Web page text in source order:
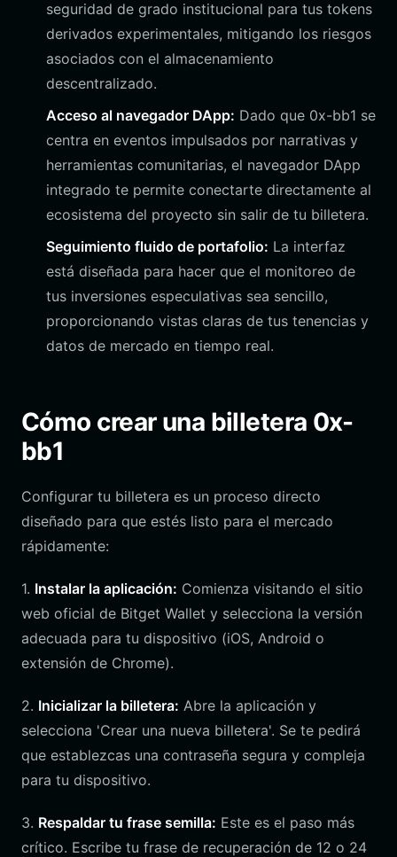
seguridad de grado institucional para tus tokens
derivados experimentales, mitigando los riesgos
asociados con el almacenamiento
descentralizado.
Acceso al navegador DApp: Dado que 0x-bb1 se
centra en eventos impulsados por narrativas y
herramientas comunitarias, el navegador DApp
integrado te permite conectarte directamente al
ecosistema del proyecto sin salir de tu billetera.
Seguimiento fluido de portafolio: La interfaz
está diseñada para hacer que el monitoreo de
tus inversiones especulativas sea sencillo,
proporcionando vistas claras de tus tenencias y
datos de mercado en tiempo real.
Cómo crear una billetera 0x-
bb1
Configurar tu billetera es un proceso directo
diseñado para que estés listo para el mercado
rápidamente:
1. Instalar la aplicación: Comienza visitando el sitio
web oficial de Bitget Wallet y selecciona la versión
adecuada para tu dispositivo (iOS, Android o
extensión de Chrome).
2. Inicializar la billetera: Abre la aplicación y
selecciona 'Crear una nueva billetera'. Se te pedirá
que establezcas una contraseña segura y compleja
para tu dispositivo.
3. Respaldar tu frase semilla: Este es el paso más
crítico. Escribe tu frase de recuperación de 12 o 24